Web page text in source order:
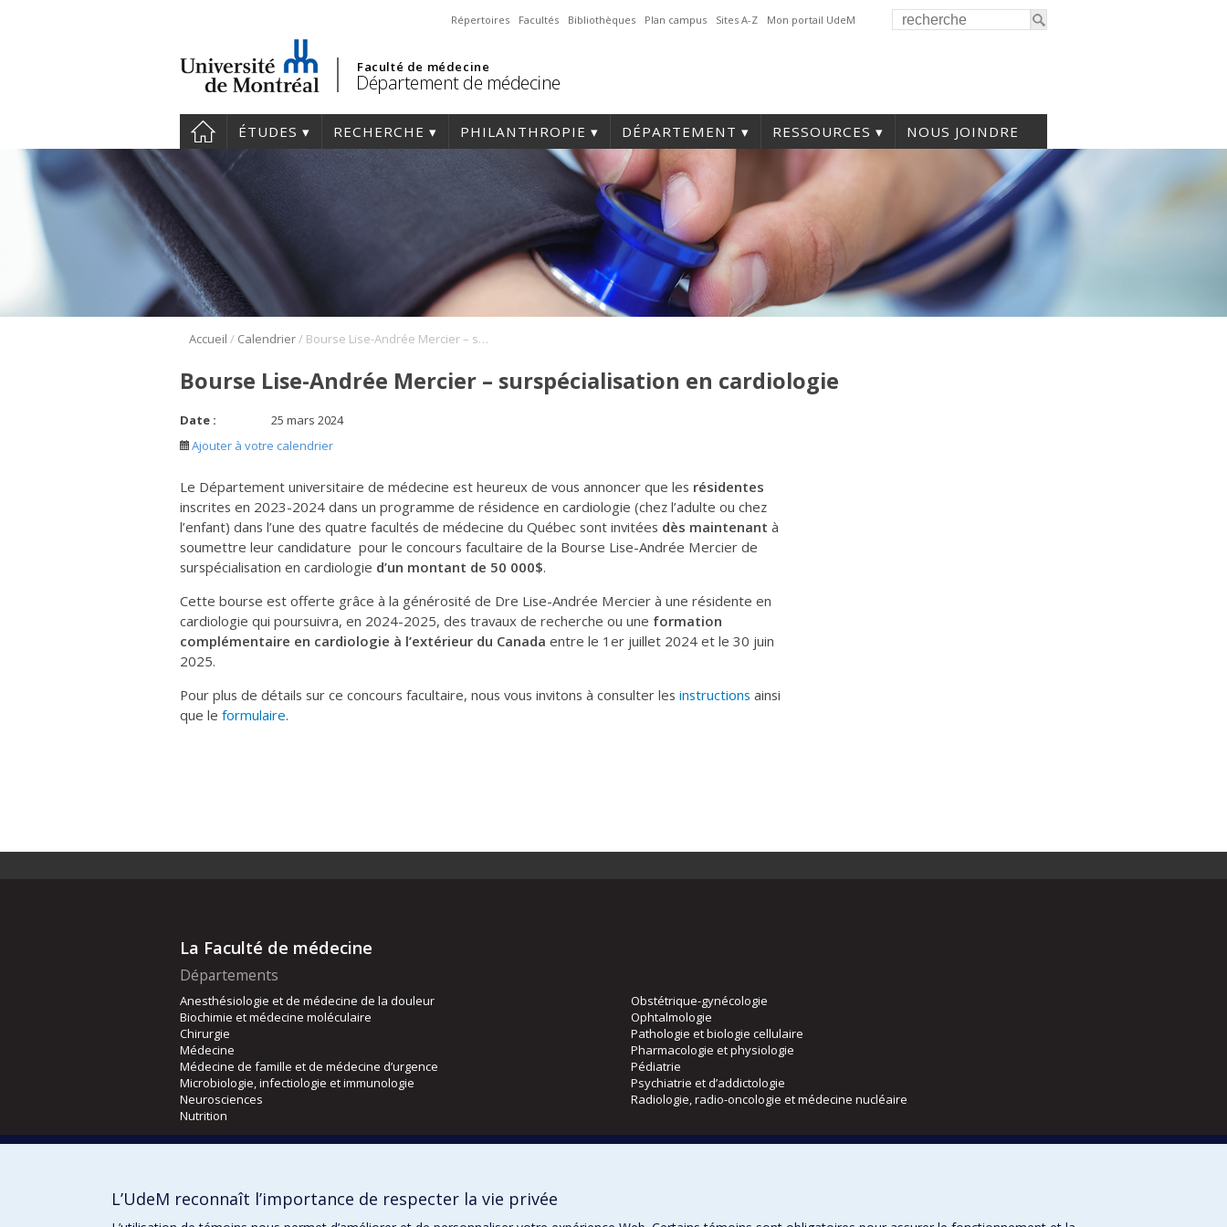
Répertoires Facultés Bibliothèques Plan campus Sites A-Z Mon portail UdeM
Faculté de médecine
Département de médecine
ÉTUDES RECHERCHE PHILANTHROPIE DÉPARTEMENT RESSOURCES NOUS JOINDRE
Accueil / Calendrier/ Bourse Lise-Andrée Mercier – surspécialisation en cardiologie
Bourse Lise-Andrée Mercier – surspécialisation en cardiologie
Date :
25 mars 2024
Ajouter à votre calendrier
Le Département universitaire de médecine est heureux de vous annoncer que les résidentes
inscrites en 2023-2024 dans un programme de résidence en cardiologie (chez l’adulte ou chez
l’enfant) dans l’une des quatre facultés de médecine du Québec sont invitées dès maintenant à
soumettre leur candidature pour le concours facultaire de la Bourse Lise-Andrée Mercier de
surspécialisation en cardiologie d’un montant de 50 000$.
Cette bourse est offerte grâce à la générosité de Dre Lise-Andrée Mercier à une résidente en
cardiologie qui poursuivra, en 2024-2025, des travaux de recherche ou une formation
complémentaire en cardiologie à l’extérieur du Canada entre le 1er juillet 2024 et le 30 juin
2025.
Pour plus de détails sur ce concours facultaire, nous vous invitons à consulter les instructions ainsi
que le formulaire.
La Faculté de médecine
Départements
Anesthésiologie et de médecine de la douleur
Biochimie et médecine moléculaire
Chirurgie
Médecine
Médecine de famille et de médecine d’urgence
Microbiologie, infectiologie et immunologie
Neurosciences
Nutrition
Obstétrique-gynécologie
Ophtalmologie
Pathologie et biologie cellulaire
Pharmacologie et physiologie
Pédiatrie
Psychiatrie et d’addictologie
Radiologie, radio-oncologie et médecine nucléaire
Orthophonie et audiologie
L’UdeM reconnaît l’importance de respecter la vie privée